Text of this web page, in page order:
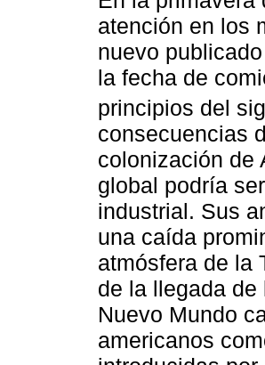
atención en los
nuevo
la fecha de
principios del
consecuencias
colonización de
global podría
industrial. Sus
una caída
atmósfera de la
de la llegada
Nuevo Mundo
americanos